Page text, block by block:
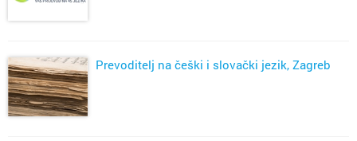
Prevoditelj na češki i slovački jezik, Zagreb